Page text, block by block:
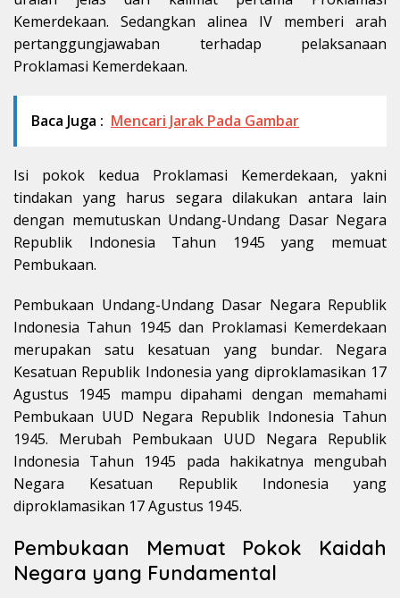
Kemerdekaan. Sedangkan alinea IV memberi arah
pertanggungjawaban terhadap pelaksanaan
Proklamasi Kemerdekaan.
Baca Juga : Mencari Jarak Pada Gambar
Isi pokok kedua Proklamasi Kemerdekaan, yakni
tindakan yang harus segara dilakukan antara lain
dengan memutuskan Undang-Undang Dasar Negara
Republik Indonesia Tahun 1945 yang memuat
Pembukaan.
Pembukaan Undang-Undang Dasar Negara Republik
Indonesia Tahun 1945 dan Proklamasi Kemerdekaan
merupakan satu kesatuan yang bundar. Negara
Kesatuan Republik Indonesia yang diproklamasikan 17
Agustus 1945 mampu dipahami dengan memahami
Pembukaan UUD Negara Republik Indonesia Tahun
1945. Merubah Pembukaan UUD Negara Republik
Indonesia Tahun 1945 pada hakikatnya mengubah
Negara Kesatuan Republik Indonesia yang
diproklamasikan 17 Agustus 1945.
Pembukaan Memuat Pokok Kaidah
Negara yang Fundamental